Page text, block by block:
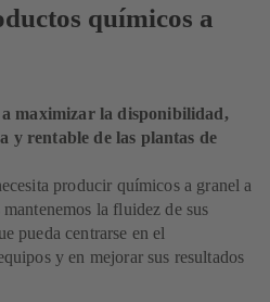
químicos a
maximizar la disponibilidad,
y rentable de las plantas de
producir químicos a granel a
la fluidez de sus
pueda centrarse en el
y en mejorar sus resultados